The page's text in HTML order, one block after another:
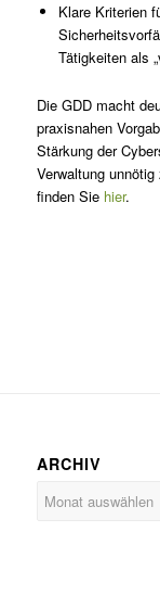
Klare Kriterien
Tätigkeiten als
Die GDD macht
praxisnahen
Stärkung der
Verwaltung
finden Sie hier.
ARCHIV